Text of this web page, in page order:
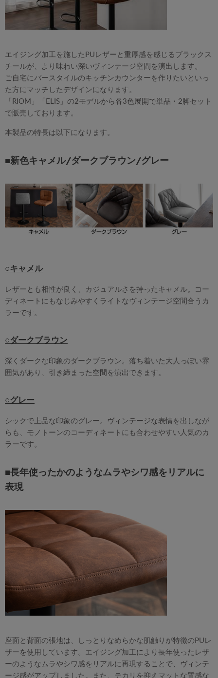
エイジング加工を施したPUレザーと重厚感を感じるブラックス
チールが、より味わい深いヴィンテージ空間を演出します。
ご自宅にバースタイルのキッチンカウンターを作りたいといっ
た方にマッチしたデザインになります。
「RIOM」「ELIS」の2モデルから各3色展開で単品・2脚セット
で販売しております。
本製品の特長は以下になります。
■新色キャメル/ダークブラウン/グレー
○キャメル
レザーとも相性が良く、カジュアルさを持ったキャメル。コー
ディネートにもなじみやすくライトなヴィンテージ空間合うカ
ラーです。
○ダークブラウン
深くダークな印象のダークブラウン。落ち着いた大人っぽい雰
囲気があり、引き締まった空間を演出できます。
○グレー
シックで上品な印象のグレー。ヴィンテージな表情を出しなが
らも、モノトーンのコーディネートにも合わせやすい人気のカ
ラーです。
■長年使ったかのようなムラやシワ感をリアルに
表現
座面と背面の張地は、しっとりなめらかな肌触りが特徴のPUレ
ザーを使用しています。エイジング加工により長年使ったレザ
ーのようなムラやシワ感をリアルに再現することで、ヴィンテ
ージ感がアップしました。また、テカリを抑えマットな質感な